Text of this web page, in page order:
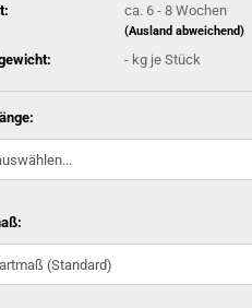
ca. 6 - 8 Wochen
(Ausland abweichend)
- kg je Stück